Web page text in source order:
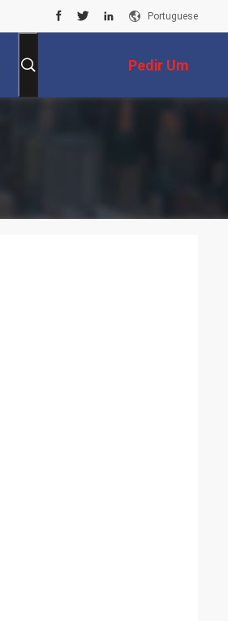
Portuguese
Pedir Um
Orçamento